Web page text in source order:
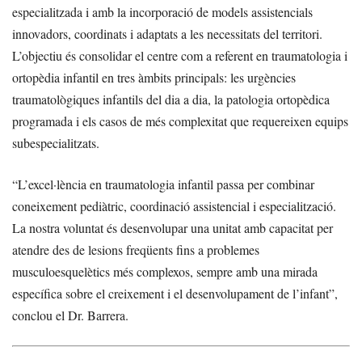
especialitzada i amb la incorporació de models assistencials
innovadors, coordinats i adaptats a les necessitats del territori.
L’objectiu és consolidar el centre com a referent en traumatologia i
ortopèdia infantil en tres àmbits principals: les urgències
traumatològiques infantils del dia a dia, la patologia ortopèdica
programada i els casos de més complexitat que requereixen equips
subespecialitzats.
“L’excel·lència en traumatologia infantil passa per combinar
coneixement pediàtric, coordinació assistencial i especialització.
La nostra voluntat és desenvolupar una unitat amb capacitat per
atendre des de lesions freqüents fins a problemes
musculoesquelètics més complexos, sempre amb una mirada
específica sobre el creixement i el desenvolupament de l’infant”,
conclou el Dr. Barrera.